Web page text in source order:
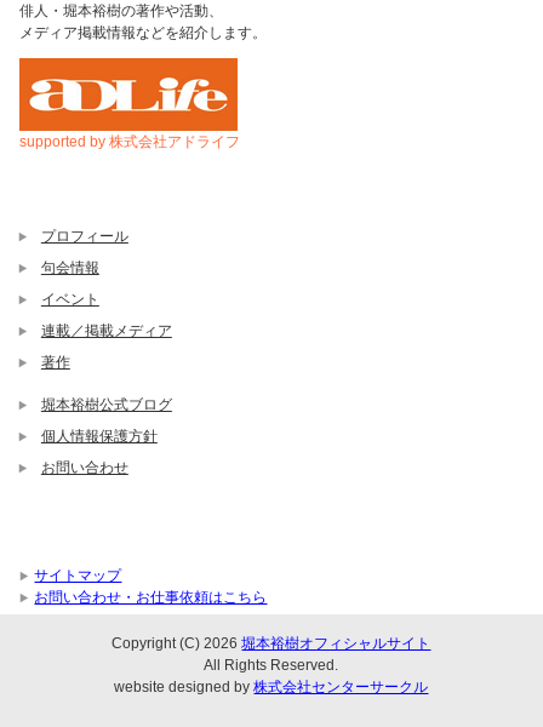
俳人・堀本裕樹の著作や活動、
メディア掲載情報などを紹介します。
supported by 株式会社アドライフ
プロフィール
句会情報
イベント
連載／掲載メディア
著作
堀本裕樹公式ブログ
個人情報保護方針
お問い合わせ
サイトマップ
お問い合わせ・お仕事依頼はこちら
Copyright (C) 2026堀本裕樹オフィシャルサイト
All Rights Reserved.
website designed by株式会社センターサークル